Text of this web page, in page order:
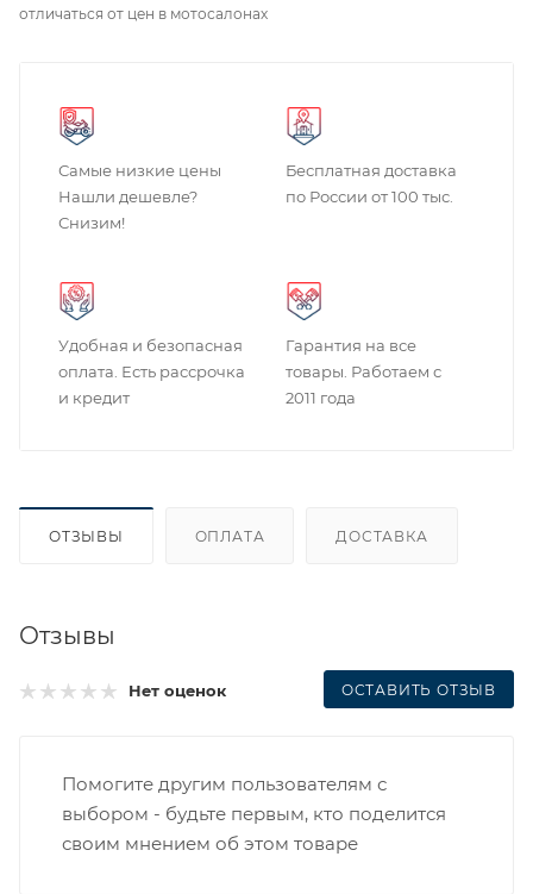
отличаться от цен в мотосалонах
Самые низкие цены
Нашли дешевле?
Снизим!
Бесплатная доставка
по России от 100 тыс.
Удобная и безопасная
оплата. Есть рассрочка
и кредит
Гарантия на все
товары. Работаем с
2011 года
ОТЗЫВЫ ОПЛАТА ДОСТАВКА
Отзывы
Нет оценок ОСТАВИТЬ ОТЗЫВ
Помогите другим пользователям с
выбором - будьте первым, кто поделится
своим мнением об этом товаре